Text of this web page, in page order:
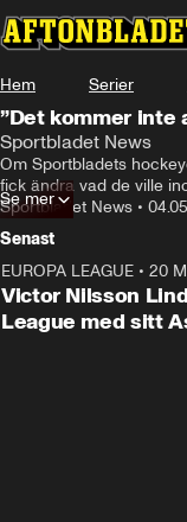
Hem Serier
”Det kommer inte
Sportbladet News
Om Sportbladets
fick ändra vad de ville
Sportbladet News •
Se mer
Senast
EUROPA LEAGUE • 20
Victor Nilsson
League med sitt